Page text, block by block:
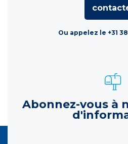
Ou appelez le +31
Abonnez-vous à